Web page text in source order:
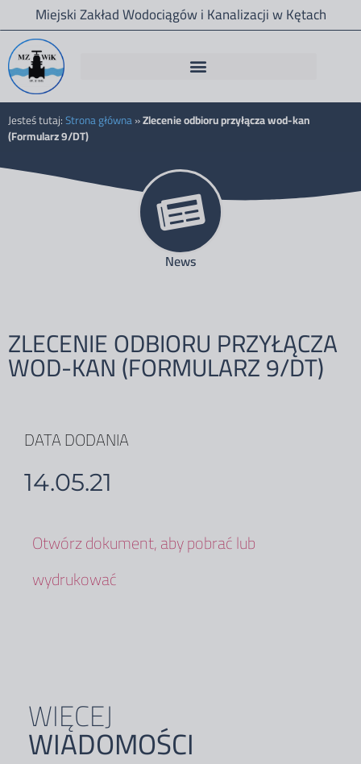
Miejski Zakład Wodociągów i Kanalizacji w Kętach
Jesteś tutaj:Strona główna»Zlecenie odbioru przyłącza wod-kan
(Formularz 9/DT)
News
ZLECENIE ODBIORU PRZYŁĄCZA
WOD-KAN (FORMULARZ 9/DT)
DATA DODANIA
14.05.21
Otwórz dokument, aby pobrać lub
wydrukować
WIĘCEJ
WIADOMOŚCI